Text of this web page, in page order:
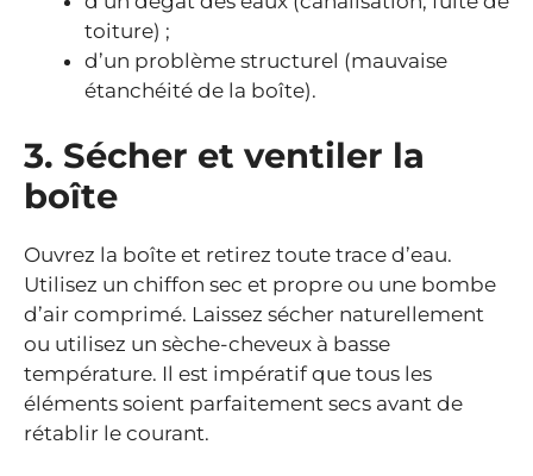
toiture) ;
d’un problème structurel (mauvaise
étanchéité de la boîte).
3. Sécher et ventiler la
boîte
Ouvrez la boîte et retirez toute trace d’eau.
Utilisez un chiffon sec et propre ou une bombe
d’air comprimé. Laissez sécher naturellement
ou utilisez un sèche-cheveux à basse
température. Il est impératif que tous les
éléments soient parfaitement secs avant de
rétablir le courant.